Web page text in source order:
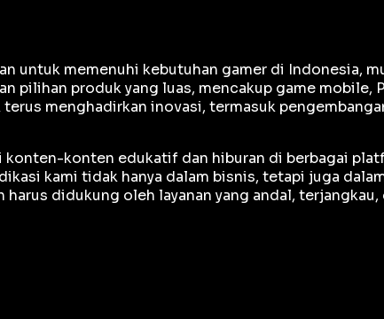
untuk memenuhi kebutuhan gamer di Indonesia,
pilihan produk yang luas, mencakup game mobile,
menghadirkan inovasi, termasuk
konten edukatif dan hiburan di berbagai
kami tidak hanya dalam bisnis, tetapi juga
didukung oleh layanan yang andal,